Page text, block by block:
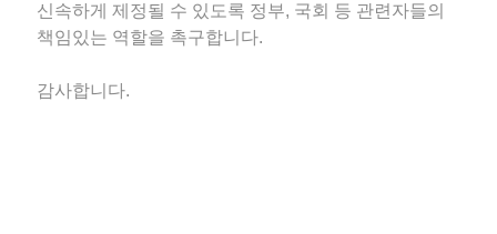
신속하게 제정될 수 있도록 정부, 국회 등 관련자들의
책임있는 역할을 촉구합니다.
감사합니다.